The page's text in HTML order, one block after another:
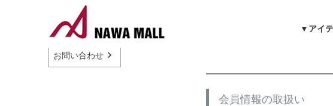
▼アイ
お問い合わせ
会員情報の取扱い